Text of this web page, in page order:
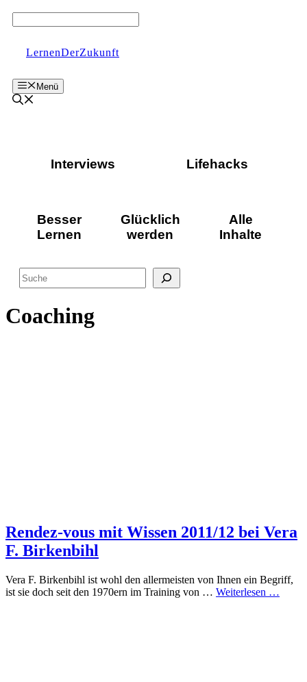
Zum
LernenDerZukunft
Menü
Interviews Lifehacks
Besser
Lernen
Glücklich
werden
Alle
Inhalte
Suchen
Coaching
Rendez-vous mit Wissen 2011/12 bei Vera
F. Birkenbihl
Vera F. Birkenbihl ist wohl den allermeisten von Ihnen ein Begriff,
ist sie doch seit den 1970ern im Training von … Weiterlesen …